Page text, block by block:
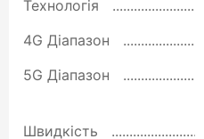
Технологія
4G Діапазон
5G Діапазон
Швидкість